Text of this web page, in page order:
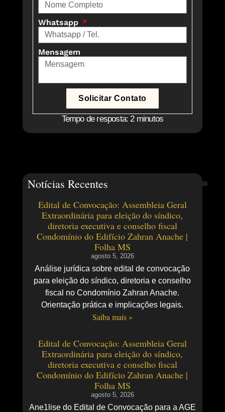
Whatsapp
Mensagem
Solicitar Contato
Tempo de resposta: 2 minutos
Notícias Recentes
Edital de Convocação: Assembleia Geral
Extraordinária para eleição do síndico,
diretoria executiva e conselho fiscal
Condomínio do Edifício Zahran Anache |
Folha MS
agosto 5, 2026
Análise jurídica sobre edital de convocação
para eleição do síndico, diretoria e conselho
fiscal no Condomínio Zahran Anache.
Orientação prática e implicações legais.
Saiba mais »
Edital de Convocação: Assembleia Geral
Extraordinária para eleição do síndico,
diretoria executiva e conselho fiscal
Condomínio do Edifício Zahran Anache |
Folha MS
agosto 5, 2026
Ane1lise do Edital de Convocação para a AGE